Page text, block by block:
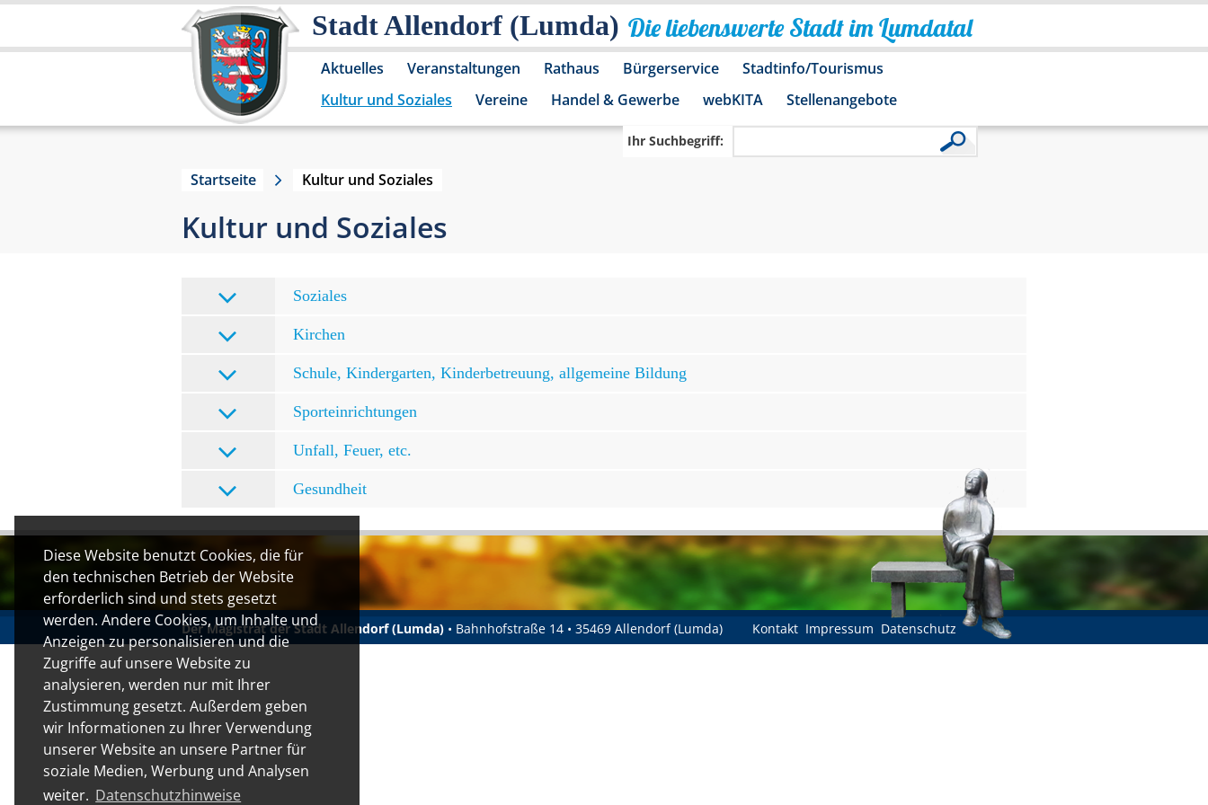
Diese Website benutzt Cookies, die für
den technischen Betrieb der Website
erforderlich sind und stets gesetzt
werden. Andere Cookies, um Inhalte und
Anzeigen zu personalisieren und die
Zugriffe auf unsere Website zu
analysieren, werden nur mit Ihrer
Zustimmung gesetzt. Außerdem geben
wir Informationen zu Ihrer Verwendung
unserer Website an unsere Partner für
soziale Medien, Werbung und Analysen
weiter. Datenschutzhinweise
Stadt Allendorf (Lumda) Die liebenswerte Stadt im Lumdatal
Aktuelles Veranstaltungen Rathaus Bürgerservice
Stadtinfo/Tourismus
Kultur und Soziales
Vereine Handel & Gewerbe webKITA Stellenangebote
Ihr Suchbegriff:
Startseite Kultur und Soziales
Kultur und Soziales
Soziales
Kirchen
Schule, Kindergarten, Kinderbetreuung, allgemeine Bildung
Sporteinrichtungen
Unfall, Feuer, etc.
Gesundheit
Der Magistrat der Stadt Allendorf (Lumda) • Bahnhofstraße 14 • 35469 Allendorf (Lumda) Kontakt Impressum Datenschutz